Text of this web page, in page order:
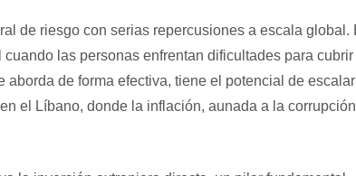
de riesgo con serias repercusiones a escala global.
las personas enfrentan dificultades para cubrir
de forma efectiva, tiene el potencial de
el Líbano, donde la inflación, aunada a la corrupción